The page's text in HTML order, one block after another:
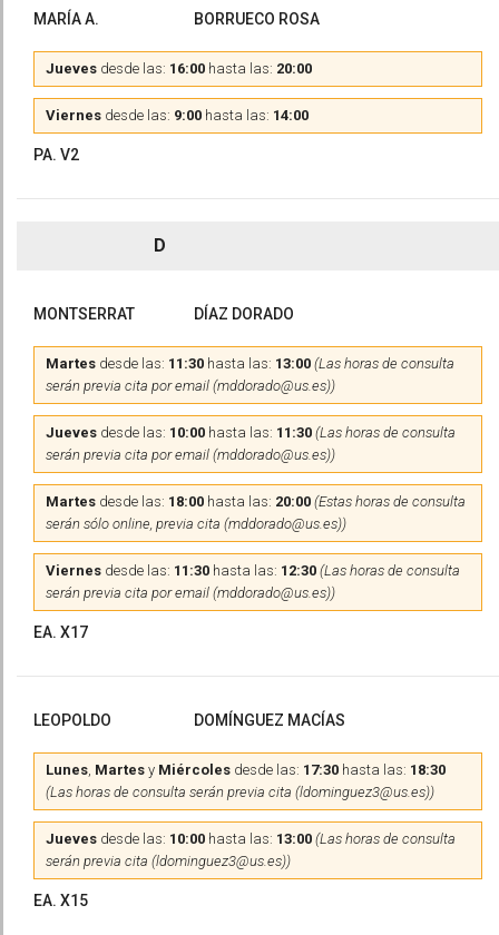
MARÍA A. BORRUECO ROSA
Jueves desde las: 16:00 hasta las: 20:00
Viernes desde las: 9:00 hasta las: 14:00
PA. V2
D
MONTSERRAT DÍAZ DORADO
Martes desde las: 11:30 hasta las: 13:00 (Las horas de consulta
serán previa cita por email (mddorado@us.es))
Jueves desde las: 10:00 hasta las: 11:30 (Las horas de consulta
serán previa cita por email (mddorado@us.es))
Martes desde las: 18:00 hasta las: 20:00 (Estas horas de consulta
serán sólo online, previa cita (mddorado@us.es))
Viernes desde las: 11:30 hasta las: 12:30 (Las horas de consulta
serán previa cita por email (mddorado@us.es))
EA. X17
LEOPOLDO DOMÍNGUEZ MACÍAS
Lunes, Martes y Miércoles desde las: 17:30 hasta las: 18:30
(Las horas de consulta serán previa cita (ldominguez3@us.es))
Jueves desde las: 10:00 hasta las: 13:00 (Las horas de consulta
serán previa cita (ldominguez3@us.es))
EA. X15